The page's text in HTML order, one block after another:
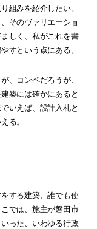
組みを紹介したい。
そのヴァリエーショ
しく、私がこれを書
すという点にある。
、コンペだろうが、
築には確かにあると
いえば、設計入札と
る。
する建築、誰でも使
では、施主が磐田市
った、いわゆる行政